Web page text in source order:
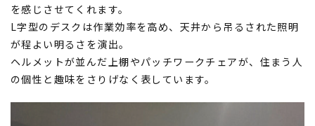
を感じさせてくれます。
L字型のデスクは作業効率を高め、天井から吊るされた照明
が程よい明るさを演出。
ヘルメットが並んだ上棚やパッチワークチェアが、住まう人
の個性と趣味をさりげなく表しています。